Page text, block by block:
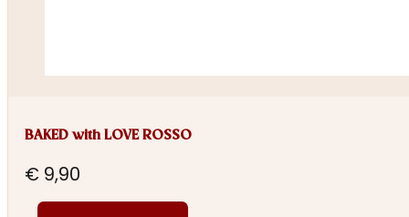
BAKED with LOVE ROSSO
€ 9,90